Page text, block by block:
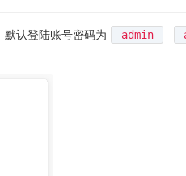
默认登陆账号密码为 admin